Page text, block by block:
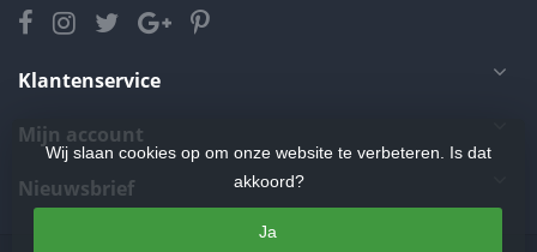
Klantenservice
Mijn account
Nieuwsbrief
Wij slaan cookies op om onze website te verbeteren. Is dat
akkoord?
Ja